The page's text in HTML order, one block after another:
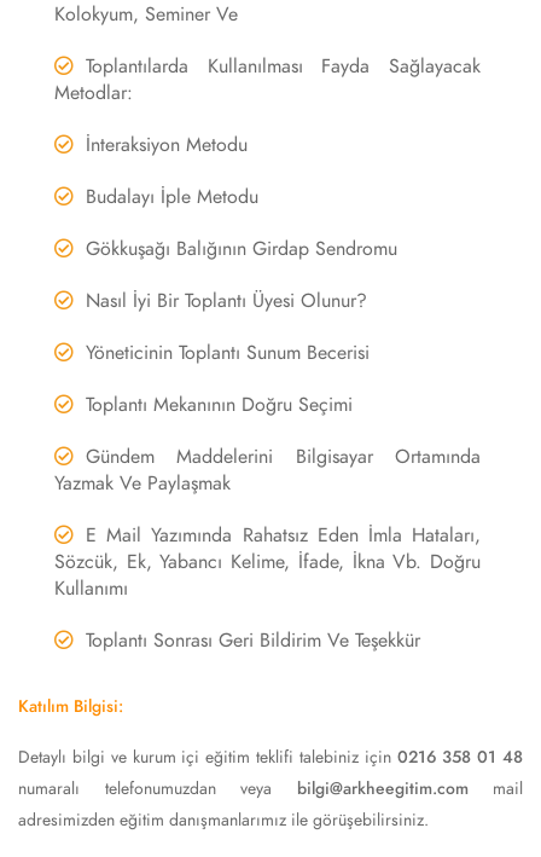
Kolokyum, Seminer Ve
Toplantılarda Kullanılması Fayda Sağlayacak
Metodlar:
İnteraksiyon Metodu
Budalayı İple Metodu
Gökkuşağı Balığının Girdap Sendromu
Nasıl İyi Bir Toplantı Üyesi Olunur?
Yöneticinin Toplantı Sunum Becerisi
Toplantı Mekanının Doğru Seçimi
Gündem Maddelerini Bilgisayar Ortamında
Yazmak Ve Paylaşmak
E Mail Yazımında Rahatsız Eden İmla Hataları,
Sözcük, Ek, Yabancı Kelime, İfade, İkna Vb. Doğru
Kullanımı
Toplantı Sonrası Geri Bildirim Ve Teşekkür
Katılım Bilgisi:
Detaylı bilgi ve kurum içi eğitim teklifi talebiniz için 0216 358 01 48
numaralı telefonumuzdan veya bilgi@arkheegitim.commail
adresimizden eğitim danışmanlarımız ile görüşebilirsiniz.